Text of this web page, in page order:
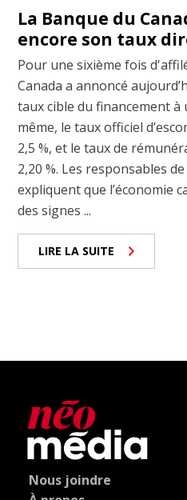
La Banque du
encore son taux
Pour une sixième fois
Canada a annoncé
taux cible du financement à
même, le taux officiel
2,5 %, et le taux de
2,20 %. Les responsables
expliquent que l’économie
des signes ...
LIRE LA SUITE
Nous joindre